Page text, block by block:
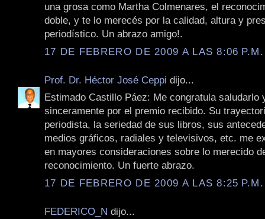
una grosa como Martha Colmenares, el
doble, y te lo merecés por la calidad, altura y
periodístico. Un abrazo amigo!.
17 DE FEBRERO DE 2009 A LAS 8:06 P.M.
Prof. Dr. Héctor José Ceppi dijo...
Estimado Castillo Páez: Me congratula saludarlo
sinceramente por el premio recibido. Su
periodista, la seriedad de sus libros, sus
medios gráficos, radiales y televisivos, etc. me
en mayores consideraciones sobre lo merecido
reconocimiento. Un fuerte abrazo.
17 DE FEBRERO DE 2009 A LAS 8:25 P.M.
FEDERICO_N dijo...